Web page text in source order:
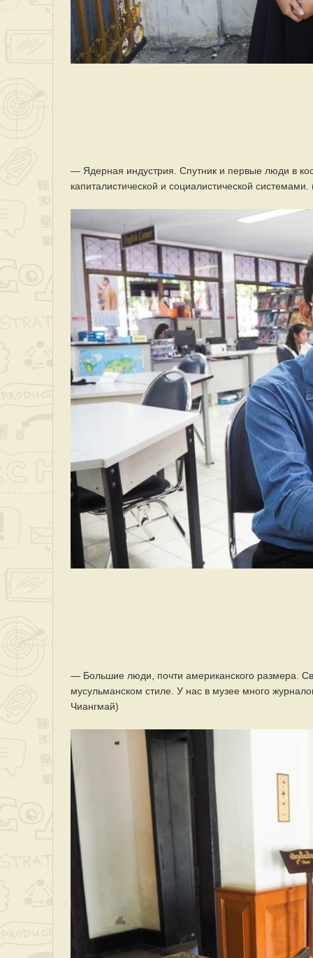
— Ядерная индустрия. Спутник и первые люди в
капиталистической и социалистической
— Большие люди, почти американского размера.
мусульманском стиле. У нас в музее много
Чиангмай)